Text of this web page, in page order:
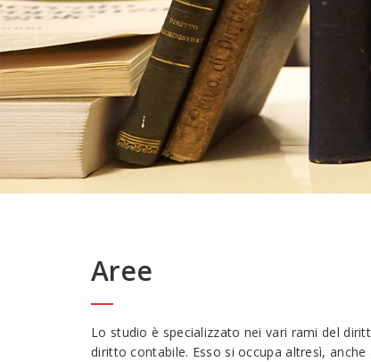
Aree
Lo studio è specializzato nei vari rami del
diritto contabile. Esso si occupa altresì,